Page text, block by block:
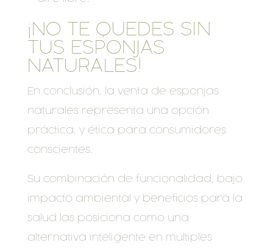
¡NO TE QUEDES SIN
TUS ESPONJAS
NATURALES!
En conclusión, la venta de esponjas
naturales representa una opción
práctica, y ética para consumidores
conscientes.
Su combinación de funcionalidad, bajo
impacto ambiental y beneficios para la
salud las posiciona como una
alternativa inteligente en múltiples